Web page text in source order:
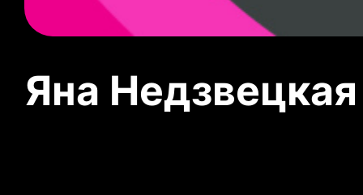
Яна Недзвецкая